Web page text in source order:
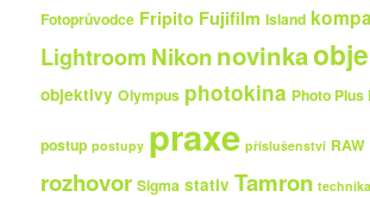
Fotoprůvodce Fripito Fujifilm Island
Lightroom Nikonnovinka
objektivy Olympus photokina Photo Plus
postup postupy praxe příslušenství RAW
rozhovor Sigma stativ Tamron technika